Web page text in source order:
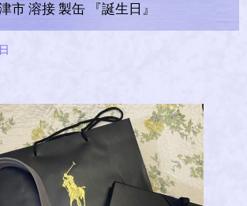
市 溶接 製缶 『誕生日』